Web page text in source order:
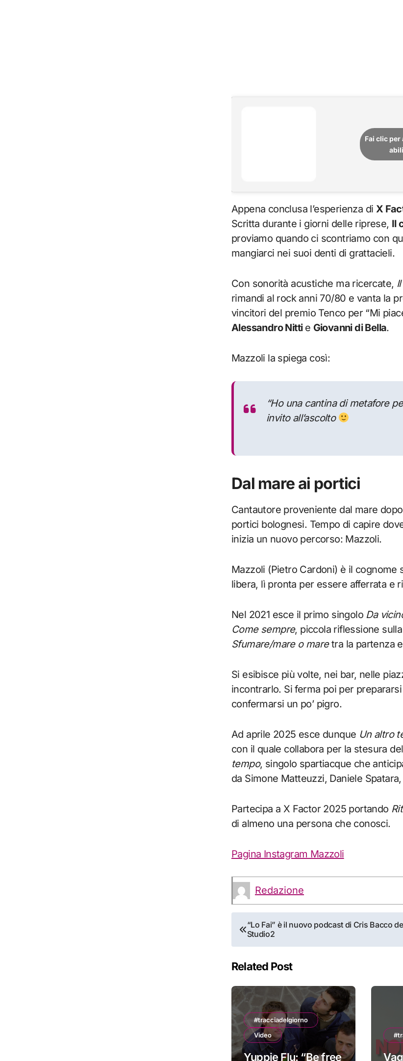
Fai clic
Appena conclusa l’esperienza di X
Scritta durante i giorni delle riprese, Il
proviamo quando ci scontriamo con
mangiarci nei suoi denti di grattacieli.
Con sonorità acustiche ma ricercate,
rimandi al rock anni 70/80 e vanta la
vincitori del premio Tenco per “Mi
Alessandro Nitti e Giovanni di Bella.
Mazzoli la spiega così:
“Ho una cantina di metafore
invito all’ascolto
Dal mare ai portici
Cantautore proveniente dal mare
portici bolognesi. Tempo di capire
inizia un nuovo percorso: Mazzoli.
Mazzoli (Pietro Cardoni) è il cognome
libera, lì pronta per essere afferrata e
Nel 2021 esce il primo singolo Da
Come sempre, piccola riflessione
Sfumare/mare o maretra la partenza
Si esibisce più volte, nei bar, nelle
incontrarlo. Si ferma poi per
confermarsi un po’ pigro.
Ad aprile 2025 esce dunque Un altro
con il quale collabora per la stesura
tempo, singolo spartiacque che
da Simone Matteuzzi, Daniele
Partecipa a X Factor 2025 portando
di almeno una persona che conosci.
Pagina Instagram Mazzoli
Redazione
Navigazione
articoli
“Lo Fai” è il nuovo podcast di Cris Bacco
Studio2
Related Post
#tracciadelgiorno
Video
Yuppie Flu: “Be free